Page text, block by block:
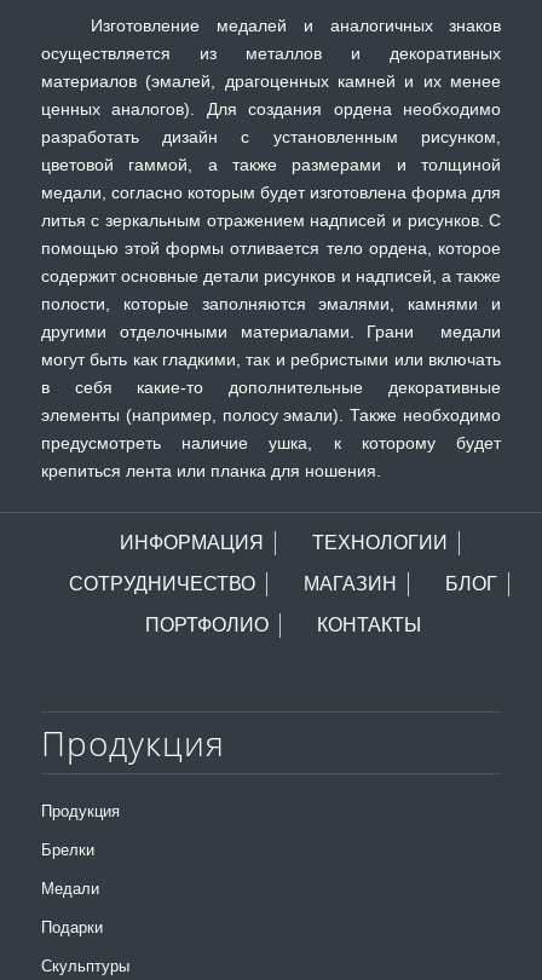
Изготовление медалей и аналогичных знаков
осуществляется из металлов и декоративных
материалов (эмалей, драгоценных камней и их менее
ценных аналогов). Для создания ордена необходимо
разработать дизайн с установленным рисунком,
цветовой гаммой, а также размерами и толщиной
медали, согласно которым будет изготовлена форма для
литья с зеркальным отражением надписей и рисунков. С
помощью этой формы отливается тело ордена, которое
содержит основные детали рисунков и надписей, а также
полости, которые заполняются эмалями, камнями и
другими отделочными материалами. Грани медали
могут быть как гладкими, так и ребристыми или включать
в себя какие-то дополнительные декоративные
элементы (например, полосу эмали). Также необходимо
предусмотреть наличие ушка, к которому будет
крепиться лента или планка для ношения.
ИНФОРМАЦИЯ
ТЕХНОЛОГИИ
СОТРУДНИЧЕСТВО
МАГАЗИН
БЛОГ
ПОРТФОЛИО
КОНТАКТЫ
Продукция
Продукция
Брелки
Медали
Подарки
Скульптуры